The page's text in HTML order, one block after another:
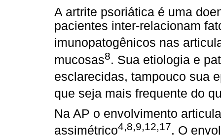
A artrite psoriática é uma
pacientes inter-relacionam
imunopatogênicos nas
mucosas8. Sua etiologia e
esclarecidas, tampouco sua
que seja mais frequente do
Na AP o envolvimento
assimétrico4,8,9,12,17. O